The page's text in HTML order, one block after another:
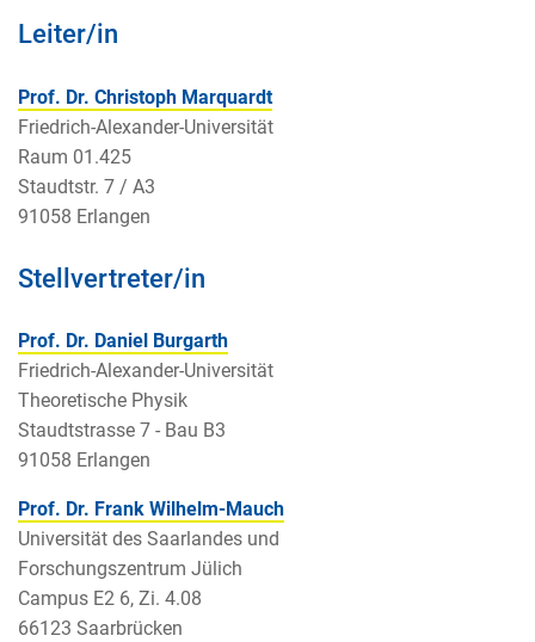
Leiter/in
Prof. Dr. Christoph Marquardt
Friedrich-Alexander-Universität
Raum 01.425
Staudtstr. 7 / A3
91058 Erlangen
Stellvertreter/in
Prof. Dr. Daniel Burgarth
Friedrich-Alexander-Universität
Theoretische Physik
Staudtstrasse 7 - Bau B3
91058 Erlangen
Prof. Dr. Frank Wilhelm-Mauch
Universität des Saarlandes und
Forschungszentrum Jülich
Campus E2 6, Zi. 4.08
66123 Saarbrücken